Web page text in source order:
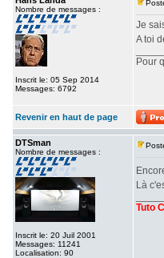
Nombre de messages :
Inscrit le: 05 Sep 2014
Messages: 6792
Je
A toi
Pour
Revenir en haut de page
DTSman
Nombre de messages :
Inscrit le: 20 Juil 2001
Messages: 11241
Localisation: 90
Là
Tuto